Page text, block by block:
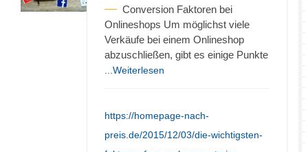
Conversion Faktoren bei
Onlineshops Um möglichst viele
Verkäufe bei einem Onlineshop
abzuschließen, gibt es einige Punkte
...Weiterlesen
https://homepage-nach-
preis.de/2015/12/03/die-wichtigsten-